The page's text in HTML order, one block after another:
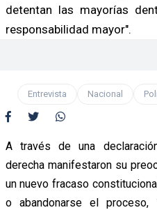
detentan las mayorías
responsabilidad mayor".
Entrevista Nacional
A través de una
derecha manifestaron su
un nuevo fracaso
o abandonarse el proceso,